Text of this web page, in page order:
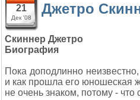
21
Дек '08
Джетро
Скиннер Джетро
Биография
Пока доподлинно
и как прошла его юношеская
не очень знаком, потому -